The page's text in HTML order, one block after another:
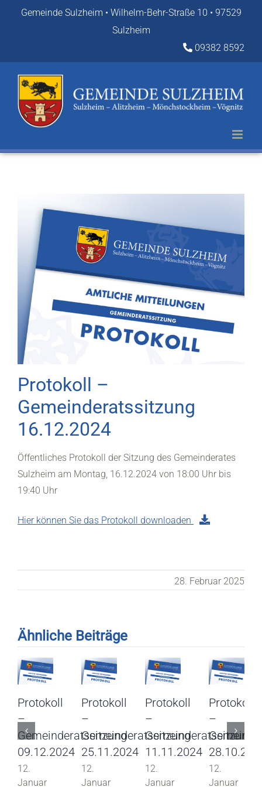
Gemeinde Sulzheim • Wilhelm-Behr-Straße 10 • 97529
Sulzheim
09382 8592
Protokoll –
Gemeinderatssitzung
16.12.2024
Öffentliches Protokoll der Sitzung des Gemeinderates
Sulzheim am Montag, 16.12.2024 von 18:00 Uhr bis
19:40 Uhr
Hier können Sie das Protokoll downloaden
28. Februar 2025
Ähnliche Beiträge
Protokoll
–
Gemeinderatssitzung
09.12.2024
12.
Januar
Protokoll
–
Gemeinderatssitzung
25.11.2024
12.
Januar
Protokoll
–
Gemeinderatssitzung
11.11.2024
12.
Januar
Protokoll
–
12.
Januar